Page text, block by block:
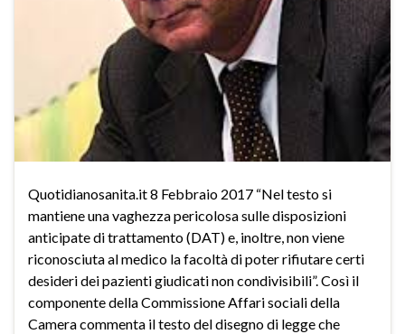
Quotidianosanita.it 8 Febbraio 2017 “Nel testo si
mantiene una vaghezza pericolosa sulle disposizioni
anticipate di trattamento (DAT) e, inoltre, non viene
riconosciuta al medico la facoltà di poter rifiutare certi
desideri dei pazienti giudicati non condivisibili”. Così il
componente della Commissione Affari sociali della
Camera commenta il testo del disegno di legge che